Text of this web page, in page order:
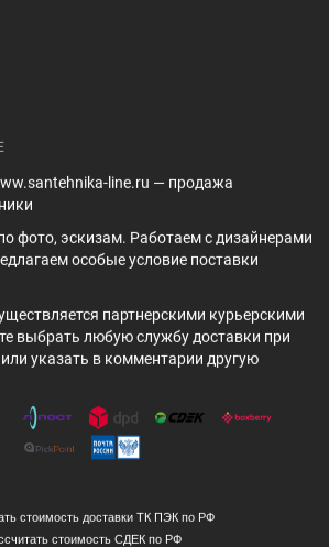
line.ru — продажа
фото, эскизам. Работаем с дизайнерами
особые условие поставки
партнерскими курьерскими
выбрать любую службу доставки при
указать в комментарии другую
стоимость доставки ТК ПЭК по РФ
стоимость СДЕК по РФ